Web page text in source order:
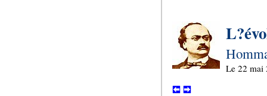
Le 22 mai